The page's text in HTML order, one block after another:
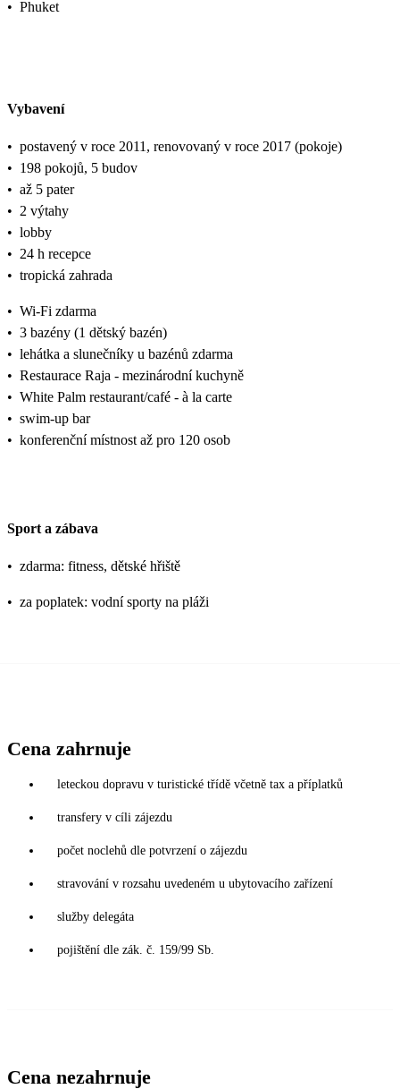
• Phuket
Vybavení
• postavený v roce 2011, renovovaný v roce 2017 (pokoje)
• 198 pokojů, 5 budov
• až 5 pater
• 2 výtahy
• lobby
• 24 h recepce
• tropická zahrada
• Wi-Fi zdarma
• 3 bazény (1 dětský bazén)
• lehátka a slunečníky u bazénů zdarma
• Restaurace Raja - mezinárodní kuchyně
• White Palm restaurant/café - à la carte
• swim-up bar
• konferenční místnost až pro 120 osob
Sport a zábava
• zdarma: fitness, dětské hřiště
• za poplatek: vodní sporty na pláži
Cena zahrnuje
leteckou dopravu v turistické třídě včetně tax a příplatků
transfery v cíli zájezdu
počet noclehů dle potvrzení o zájezdu
stravování v rozsahu uvedeném u ubytovacího zařízení
služby delegáta
pojištění dle zák. č. 159/99 Sb.
Cena nezahrnuje